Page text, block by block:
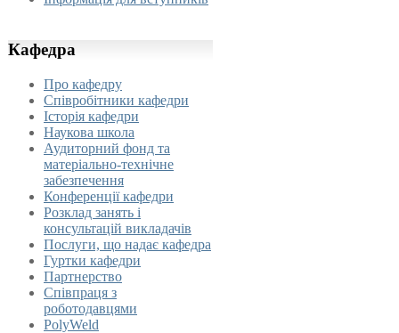
Кафедра
Про кафедру
Співробітники кафедри
Історія кафедри
Наукова школа
Аудиторний фонд та
матеріально-технічне
забезпечення
Конференції кафедри
Розклад занять і
консультацій викладачів
Послуги, що надає кафедра
Гуртки кафедри
Партнерство
Співпраця з
роботодавцями
PolyWeld